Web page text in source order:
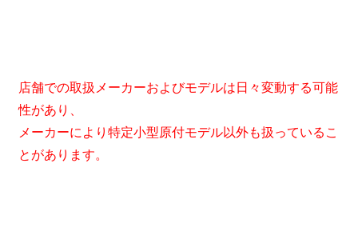
店舗での取扱メーカーおよびモデルは日々変動する可能
性があり、
メーカーにより特定小型原付モデル以外も扱っているこ
とがあります。